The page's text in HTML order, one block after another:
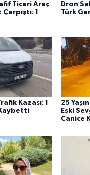
Ticari Araç
1
Dron
Türk
Kazası: 1
Kaybetti
25
Eski
Canice